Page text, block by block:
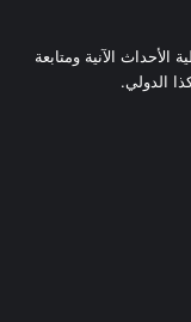
الأحداث الآنية ومتابعة
الدولي.